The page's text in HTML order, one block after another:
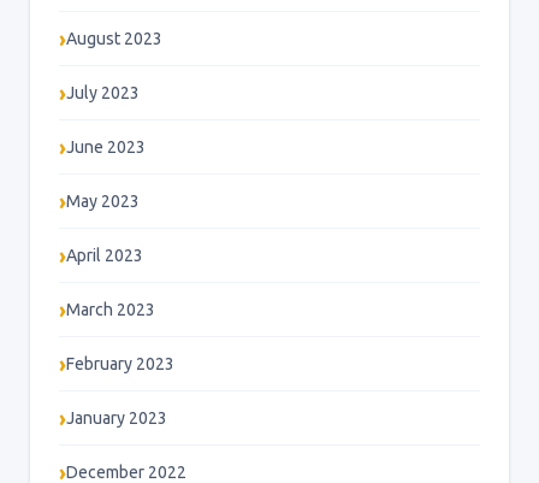
August 2023
July 2023
June 2023
May 2023
April 2023
March 2023
February 2023
January 2023
December 2022